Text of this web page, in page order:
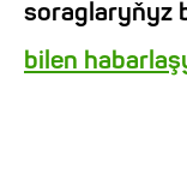
soraglaryňyz
bilen